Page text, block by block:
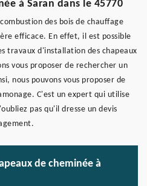
à Saran dans le 45770
des bois de chauffage
efficace. En effet, il est possible
travaux d'installation des chapeaux
vous proposer de rechercher un
nous pouvons vous proposer de
C'est un expert qui utilise
pas qu'il dresse un devis
de cheminée à